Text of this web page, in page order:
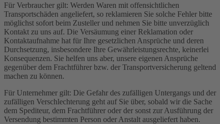
Für Verbraucher gilt: Werden Waren mit offensichtlichen
Transportschäden angeliefert, so reklamieren Sie solche Fehler bitte
möglichst sofort beim Zusteller und nehmen Sie bitte unverzüglich
Kontakt zu uns auf. Die Versäumung einer Reklamation oder
Kontaktaufnahme hat für Ihre gesetzlichen Ansprüche und deren
Durchsetzung, insbesondere Ihre Gewährleistungsrechte, keinerlei
Konsequenzen. Sie helfen uns aber, unsere eigenen Ansprüche
gegenüber dem Frachtführer bzw. der Transportversicherung geltend
machen zu können.
Für Unternehmer gilt: Die Gefahr des zufälligen Untergangs und der
zufälligen Verschlechterung geht auf Sie über, sobald wir die Sache
dem Spediteur, dem Frachtführer oder der sonst zur Ausführung der
Versendung bestimmten Person oder Anstalt ausgeliefert haben.